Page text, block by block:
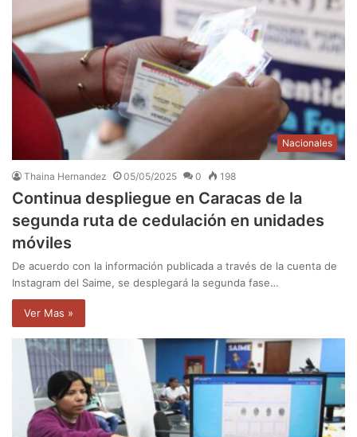
Nacionales
Thaina Hernandez 05/05/2025 0 198
Continua despliegue en Caracas de la
segunda ruta de cedulación en unidades
móviles
De acuerdo con la información publicada a través de la cuenta de
Instagram del Saime, se desplegará la segunda fase…
Ver Mas »